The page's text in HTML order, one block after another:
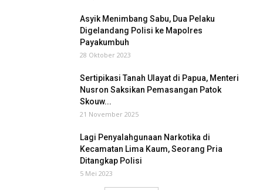
Asyik Menimbang Sabu, Dua Pelaku
Digelandang Polisi ke Mapolres
Payakumbuh
28 Oktober 2023
Sertipikasi Tanah Ulayat di Papua, Menteri
Nusron Saksikan Pemasangan Patok
Skouw...
21 November 2025
Lagi Penyalahgunaan Narkotika di
Kecamatan Lima Kaum, Seorang Pria
Ditangkap Polisi
5 Mei 2023